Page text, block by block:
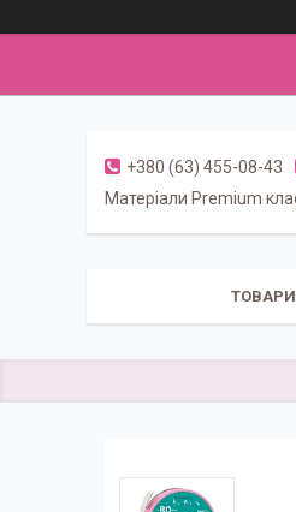
+380 (63) 455-08-43
Матеріали Premium
ТОВАРИ